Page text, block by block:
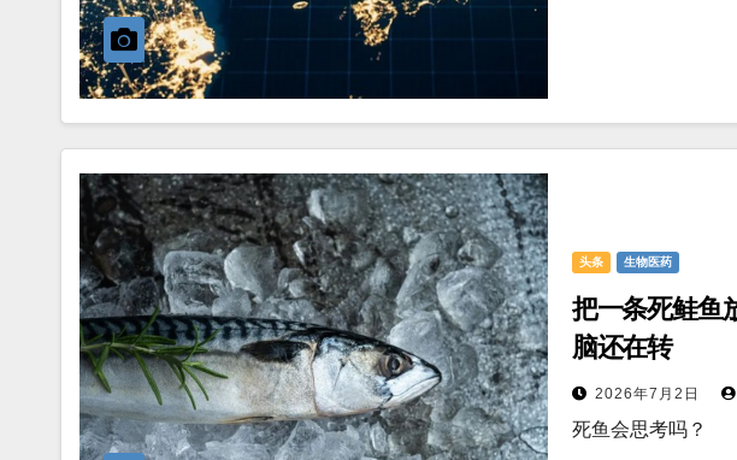
头条 生物医药
把一条死鲑鱼
脑还在转
2026年7月2日
死鱼会思考吗？